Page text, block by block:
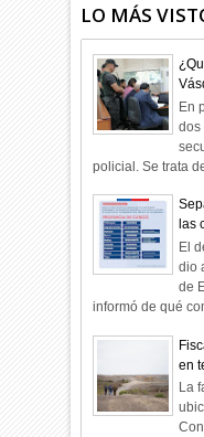
LO MÁS
En
dos
policial. Se trata
las
El
dio
de
informó de qué
en
La